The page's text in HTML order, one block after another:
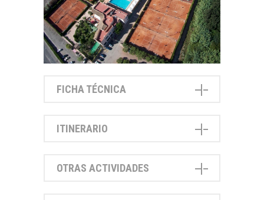
FICHA TÉCNICA
ITINERARIO
OTRAS ACTIVIDADES